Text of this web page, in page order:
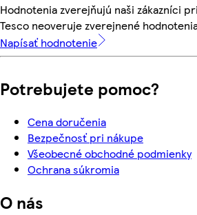
Hodnotenia zverejňujú naši zákazníci
Tesco neoveruje zverejnené
Napísať hodnotenie
Potrebujete pomoc?
Cena doručenia
Bezpečnosť pri nákupe
Všeobecné obchodné podmienky
Ochrana súkromia
O nás